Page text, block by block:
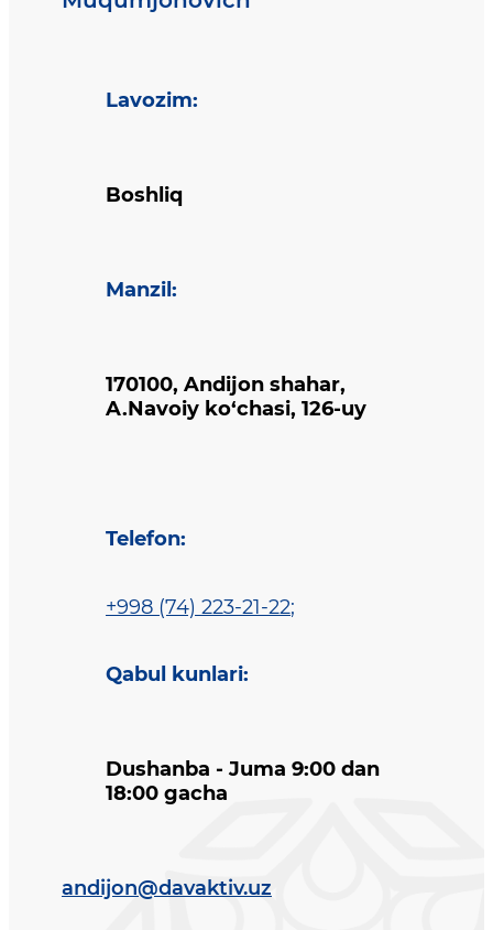
Lavozim:
Boshliq
Manzil :
170100, Andijon shahar,
A.Navoiy ko‘chasi, 126-uy
Telefon:
+998 (74) 223-21-22;
Qabul kunlari:
Dushanba - Juma 9:00 dan
18:00 gacha
andijon@davaktiv.uz